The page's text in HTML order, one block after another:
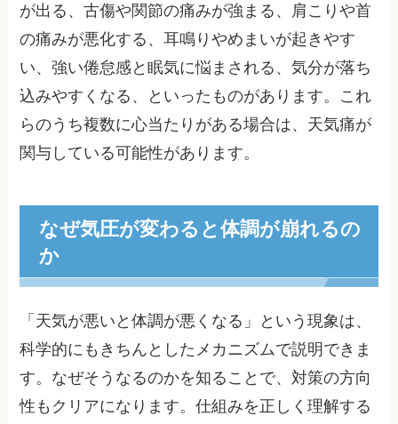
が出る、古傷や関節の痛みが強まる、肩こりや首
の痛みが悪化する、耳鳴りやめまいが起きやす
い、強い倦怠感と眠気に悩まされる、気分が落ち
込みやすくなる、といったものがあります。これ
らのうち複数に心当たりがある場合は、天気痛が
関与している可能性があります。
なぜ気圧が変わると体調が崩れるの
か
「天気が悪いと体調が悪くなる」という現象は、
科学的にもきちんとしたメカニズムで説明できま
す。なぜそうなるのかを知ることで、対策の方向
性もクリアになります。仕組みを正しく理解する